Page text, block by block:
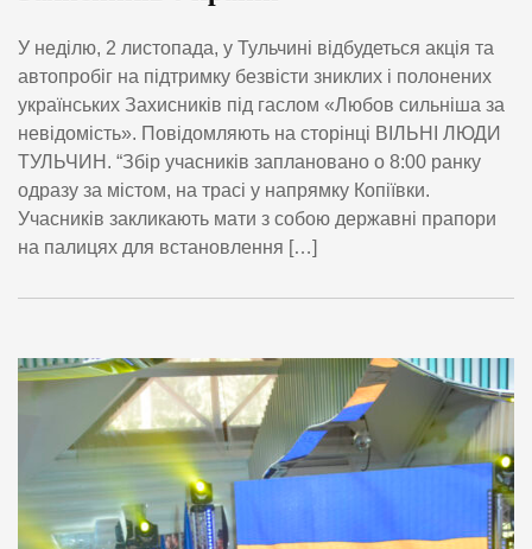
У неділю, 2 листопада, у Тульчині відбудеться акція та
автопробіг на підтримку безвісти зниклих і полонених
українських Захисників під гаслом «Любов сильніша за
невідомість». Повідомляють на сторінці ВІЛЬНІ ЛЮДИ
ТУЛЬЧИН. “Збір учасників заплановано о 8:00 ранку
одразу за містом, на трасі у напрямку Копіївки.
Учасників закликають мати з собою державні прапори
на палицях для встановлення […]